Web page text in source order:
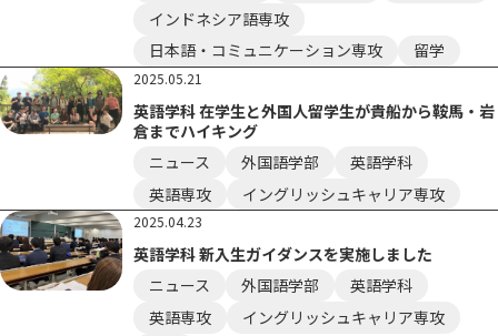
インドネシア語専攻
日本語・コミュニケーション専攻
留学
2025.05.21
英語学科 在学生と外国人留学生が貴船から鞍馬・岩
倉までハイキング
ニュース
外国語学部
英語学科
英語専攻
イングリッシュキャリア専攻
2025.04.23
英語学科 新入生ガイダンスを実施しました
ニュース
外国語学部
英語学科
英語専攻
イングリッシュキャリア専攻